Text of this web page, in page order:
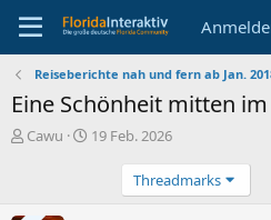
Reiseberichte nah und fern ab Jan.
Eine Schönheit mitten
E
Cawu
E19 Feb. 2026
Threadmarks